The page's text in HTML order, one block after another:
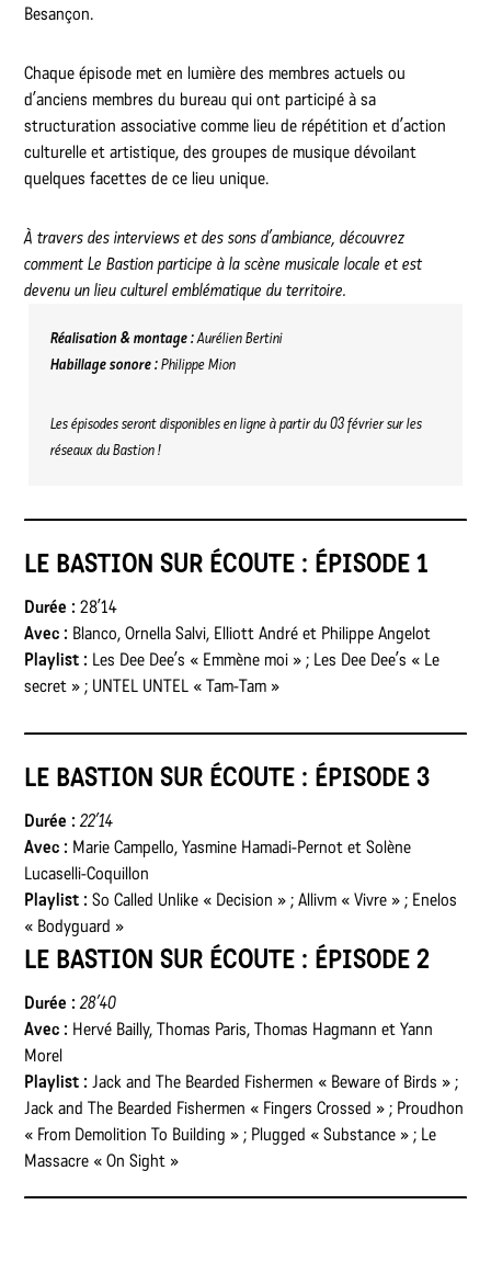
Besançon.
Chaque épisode met en lumière des membres actuels ou
d’anciens membres du bureau qui ont participé à sa
structuration associative comme lieu de répétition et d’action
culturelle et artistique, des groupes de musique dévoilant
quelques facettes de ce lieu unique.
À travers des interviews et des sons d’ambiance, découvrez
comment Le Bastion participe à la scène musicale locale et est
devenu un lieu culturel emblématique du territoire.
Réalisation & montage :Aurélien Bertini
Habillage sonore :Philippe Mion
Les épisodes seront disponibles en ligne à partir du 03 février sur les
réseaux du Bastion !
LE BASTION SUR ÉCOUTE : ÉPISODE 1
Durée : 28’14
Avec : Blanco, Ornella Salvi, Elliott André et Philippe Angelot
Playlist : Les Dee Dee’s « Emmène moi » ; Les Dee Dee’s « Le
secret » ; UNTEL UNTEL « Tam-Tam »
LE BASTION SUR ÉCOUTE : ÉPISODE 3
Durée : 22’14
Avec : Marie Campello, Yasmine Hamadi-Pernot et Solène
Lucaselli-Coquillon
Playlist :So Called Unlike « Decision » ; Allivm « Vivre » ; Enelos
« Bodyguard »
LE BASTION SUR ÉCOUTE : ÉPISODE 2
Durée : 28’40
Avec : Hervé Bailly, Thomas Paris, Thomas Hagmann et Yann
Morel
Playlist :Jack and The Bearded Fishermen « Beware of Birds » ;
Jack and The Bearded Fishermen « Fingers Crossed » ; Proudhon
« From Demolition To Building » ; Plugged « Substance » ; Le
Massacre « On Sight »